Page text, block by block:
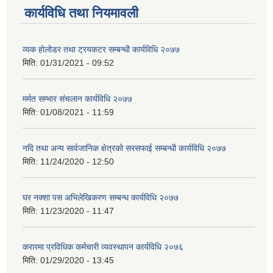
कार्यविधि तथा नियमावली
व्यक होलोडर तथा ट्रयकटर सम्बन्धी कार्यविधि २०७७
मिति: 01/31/2021 - 09:52
मर्मत सम्भार संचलान कार्यविधि २०७७
मिति: 01/08/2021 - 11:59
नदि तथा अन्य सार्वजानिक क्षेत्रको सरसफाई सम्बन्धी कार्यविधि २०७७
मिति: 11/24/2020 - 12:50
घर नक्शा पस अभिलेखिकरण सम्बन्ध कार्यविधि २०७७
मिति: 11/23/2020 - 11:47
करारमा प्रविधिक कर्मचारी व्यवस्थापन कार्यविधि २०७६
मिति: 01/29/2020 - 13:45